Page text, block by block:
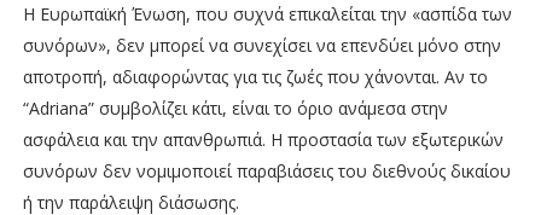
Η Ευρωπαϊκή Ένωση, που συχνά επικαλείται την «ασπίδα των
συνόρων», δεν μπορεί να συνεχίσει να επενδύει μόνο στην
αποτροπή, αδιαφορώντας για τις ζωές που χάνονται. Αν το
“Adriana” συμβολίζει κάτι, είναι το όριο ανάμεσα στην
ασφάλεια και την απανθρωπιά. Η προστασία των εξωτερικών
συνόρων δεν νομιμοποιεί παραβιάσεις του διεθνούς δικαίου
ή την παράλειψη διάσωσης.